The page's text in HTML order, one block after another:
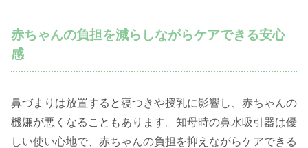
赤ちゃんの負担を減らしながらケアできる安心
感
鼻づまりは放置すると寝つきや授乳に影響し、赤ちゃんの
機嫌が悪くなることもあります。知母時の鼻水吸引器は優
しい使い心地で、赤ちゃんの負担を抑えながらケアできる